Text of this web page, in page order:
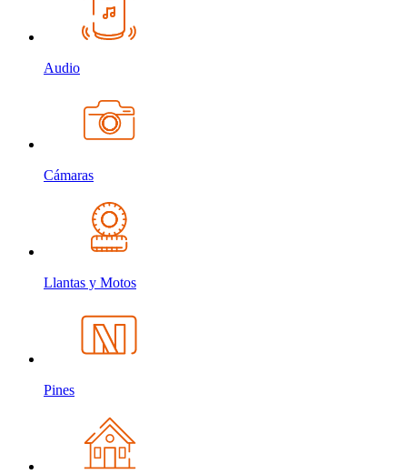
Audio
Cámaras
Llantas y Motos
Pines